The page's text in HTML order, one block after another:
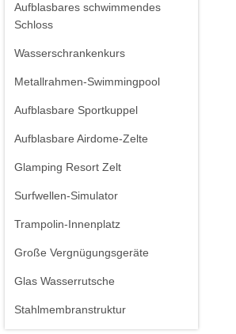
Aufblasbares schwimmendes
Schloss
Wasserschrankenkurs
Metallrahmen-Swimmingpool
Aufblasbare Sportkuppel
Aufblasbare Airdome-Zelte
Glamping Resort Zelt
Surfwellen-Simulator
Trampolin-Innenplatz
Große Vergnügungsgeräte
Glas Wasserrutsche
Stahlmembranstruktur